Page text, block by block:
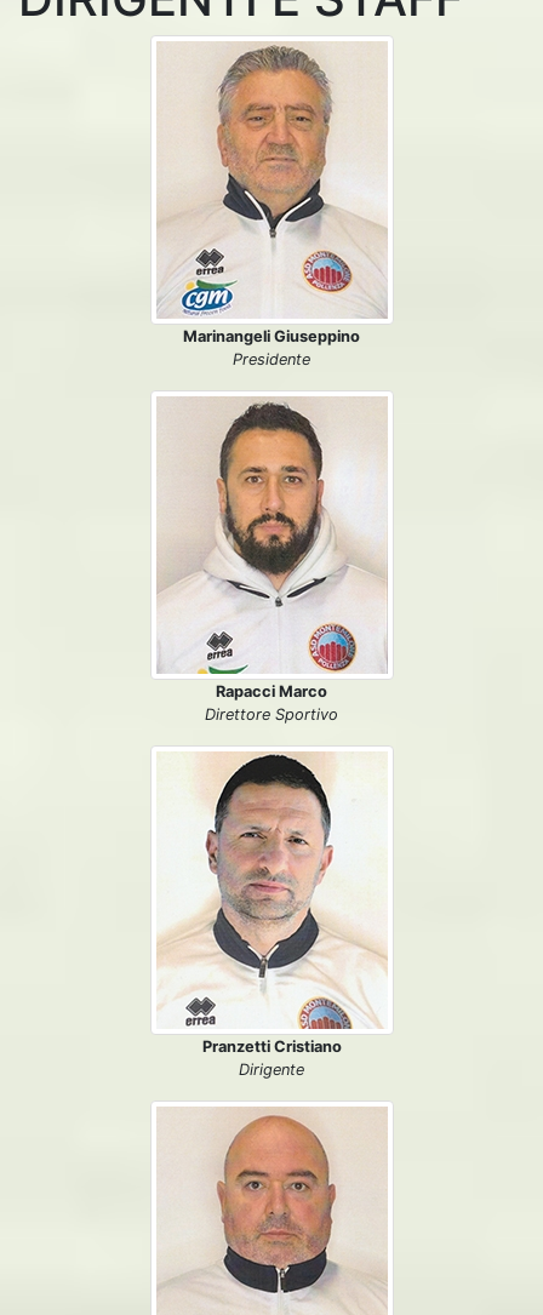
Marinangeli Giuseppino
Presidente
Rapacci Marco
Direttore Sportivo
Pranzetti Cristiano
Dirigente